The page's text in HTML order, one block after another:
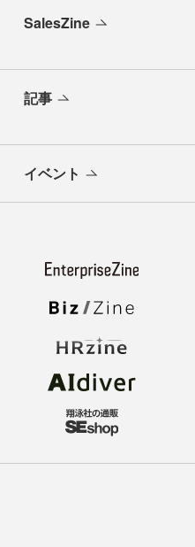
SalesZine
記事
イベント